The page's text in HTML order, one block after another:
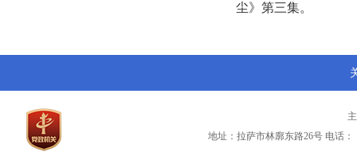
尘》第三集。
地址：拉萨市林廓东路26号 电话：